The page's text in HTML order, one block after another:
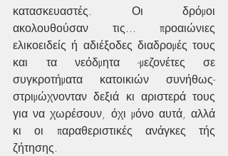
κατασκευαστές. Οι δρόμοι
ακολουθούσαν τις... προαιώνιες
ελικοειδείς ή αδιέξοδες διαδρομές τους
και τα νεόδμητα -μεζονέτες σε
συγκροτήματα κατοικιών συνήθως-
στριμώχνονταν δεξιά κι αριστερά τους
για να χωρέσουν, όχι μόνο αυτά, αλλά
κι οι παραθεριστικές ανάγκες τής
ζήτησης.